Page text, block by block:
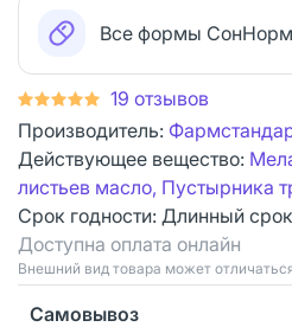
Все формы
19 отзывов
Производитель:
Действующее вещество:
листьев масло, Пустырника
Срок годности: Длинный срок
Доступна оплата онлайн
Bнешний вид товара может
Самовывоз